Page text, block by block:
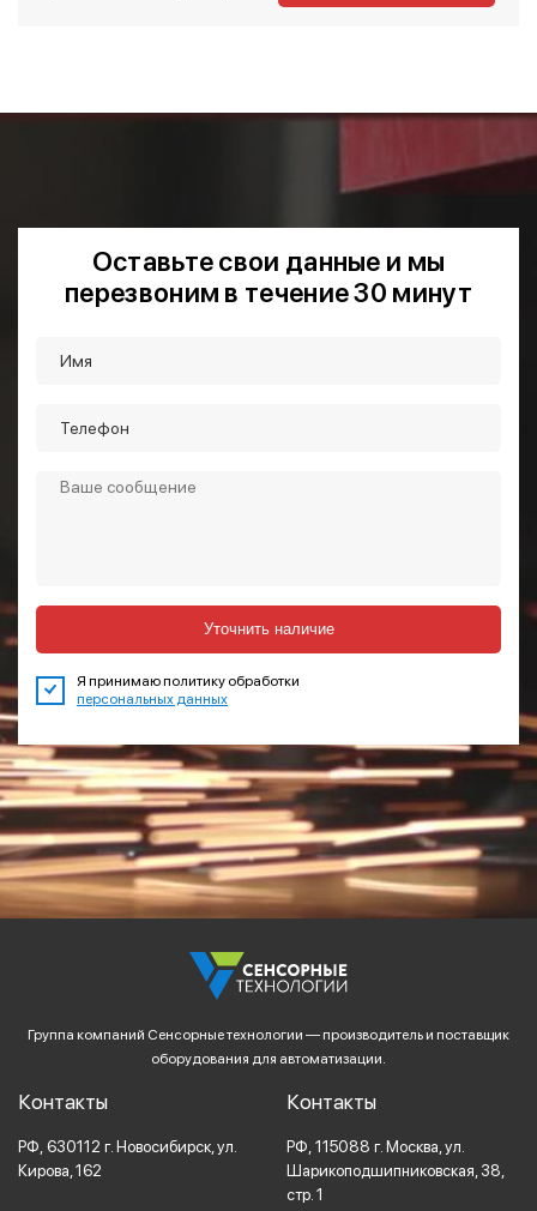
Оставьте свои данные и мы
перезвоним в течение 30 минут
Уточнить наличие
Я принимаю политику обработки
персональных данных
Группа компаний Сенсорные технологии — производитель и поставщик
оборудования для автоматизации.
Контакты
РФ, 630112 г. Новосибирск, ул.
Кирова, 162
Контакты
РФ, 115088 г. Москва, ул.
Шарикоподшипниковская, 38,
стр. 1